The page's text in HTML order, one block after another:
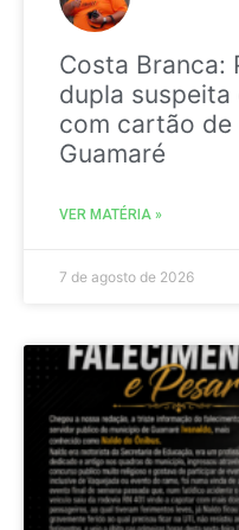
Costa Branca:
dupla
com cartão
Guamaré
VER MATÉRIA »
7 de agosto de 2026